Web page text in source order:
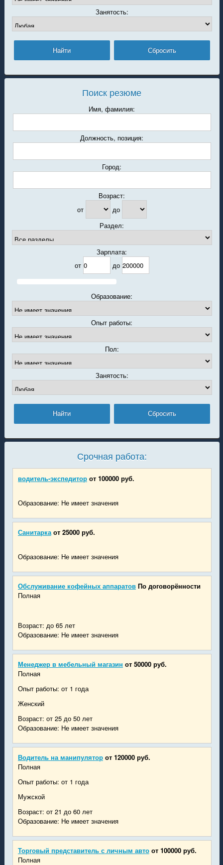
Занятость:
Поиск резюме
Имя, фамилия:
Должность, позиция:
Город:
Возраст:
от
до
Раздел:
Зарплата:
от
до
Образование:
Опыт работы:
Пол:
Занятость:
Срочная работа:
водитель-экспедитор от 100000 руб.
Образование: Не имеет значения
Санитарка от 25000 руб.
Образование: Не имеет значения
Обслуживание кофейных аппаратов По договорённости
Полная
Возраст: до 65 лет
Образование: Не имеет значения
Менеджер в мебельный магазин от 50000 руб.
Полная
Опыт работы: от 1 года
Женский
Возраст: от 25 до 50 лет
Образование: Не имеет значения
Водитель на манипулятор от 120000 руб.
Полная
Опыт работы: от 1 года
Мужской
Возраст: от 21 до 60 лет
Образование: Не имеет значения
Торговый представитель с личным авто от 100000 руб.
Полная